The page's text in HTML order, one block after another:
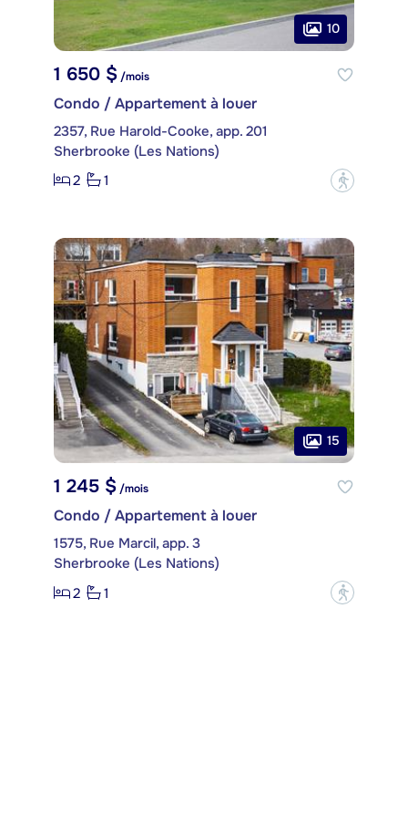
10
1 650 $ /mois
Condo / Appartement à louer
2357, Rue Harold-Cooke, app. 201
Sherbrooke (Les Nations)
2
1 ?
15
1 245 $/mois
Condo / Appartement à louer
1575, Rue Marcil, app. 3
Sherbrooke (Les Nations)
2
1 ?